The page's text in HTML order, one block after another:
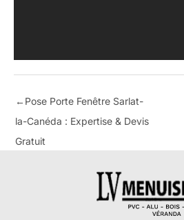
←Pose Porte Fenêtre Sarlat-
la-Canéda : Expertise & Devis
Gratuit